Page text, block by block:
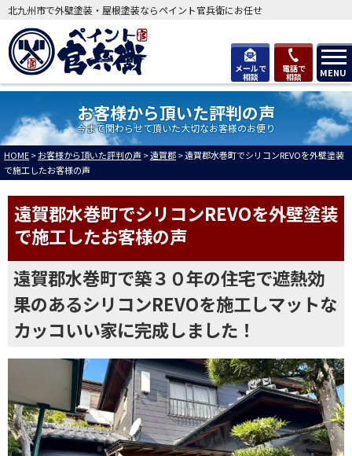
メールで
相談
電話で
相談 MENU
北九州市で外壁塗装・屋根塗装ならペイント官兵衛にお任せ
お客様から頂いた評判の声
今まで関わらせて頂いた大切なお客様のお便り
HOME>お客様から頂いた評判の声 >遠賀郡>遠賀郡水巻町でシリコンREVOを外壁塗装
で施工したお客様の声
遠賀郡水巻町でシリコンREVOを外壁塗装
で施工したお客様の声
遠賀郡水巻町で築３０年の住宅で遮熱効
果のあるシリコンREVOを施工しマットな
カッコいい家に完成しました！